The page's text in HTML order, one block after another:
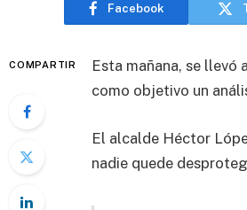
Facebook
COMPARTIR
Esta mañana, se llevó
como objetivo un
El alcalde Héctor
nadie quede